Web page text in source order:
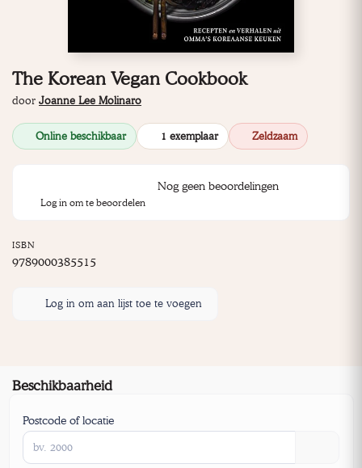
The Korean Vegan Cookbook
door Joanne Lee Molinaro
Online beschikbaar 1 exemplaar Zeldzaam
Nog geen beoordelingen
Log in om te beoordelen
ISBN
9789000385515
Log in om aan lijst toe te voegen
Beschikbaarheid
Postcode of locatie